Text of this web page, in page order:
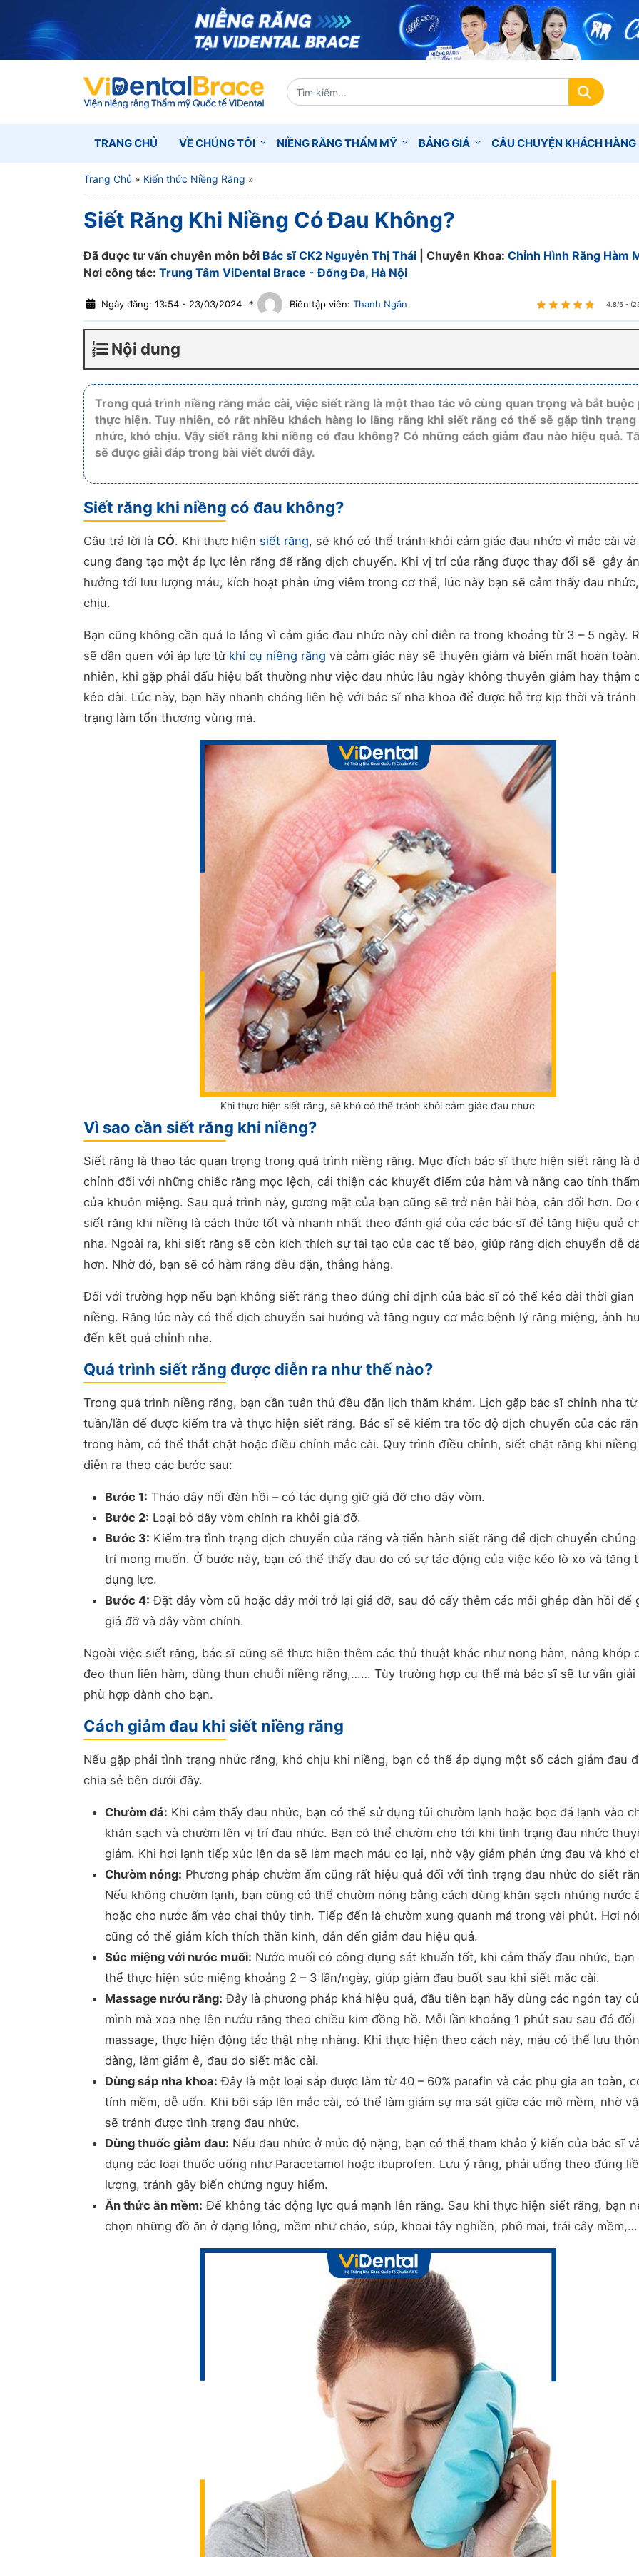
TRANG CHỦ VỀ CHÚNG TÔI NIỀNG RĂNG THẨM MỸ BẢNG GIÁ CÂU CHUYỆN KHÁCH HÀNG
Trang Chủ » Kiến thức Niềng Răng »
Siết Răng Khi Niềng Có Đau Không?
Đã được tư vấn chuyên môn bởi Bác sĩ CK2 Nguyễn Thị Thái | Chuyên Khoa: Chỉnh Hình Răng Hàm
Nơi công tác: Trung Tâm ViDental Brace - Đống Đa, Hà Nội
Ngày đăng: 13:54 - 23/03/2024 * Biên tập viên: Thanh Ngân 4.8/5 -
Nội dung
Trong quá trình niềng răng mắc cài, việc siết răng là một thao tác vô cùng quan trọng và bắt buộc
thực hiện. Tuy nhiên, có rất nhiều khách hàng lo lắng rằng khi siết răng có thể sẽ gặp tình trạng
nhức, khó chịu. Vậy siết răng khi niềng có đau không? Có những cách giảm đau nào hiệu quả.
sẽ được giải đáp trong bài viết dưới đây.
Siết răng khi niềng có đau không?
Câu trả lời là CÓ. Khi thực hiện siết răng, sẽ khó có thể tránh khỏi cảm giác đau nhức vì mắc cài và
cung đang tạo một áp lực lên răng để răng dịch chuyển. Khi vị trí của răng được thay đổi sẽ gây
hưởng tới lưu lượng máu, kích hoạt phản ứng viêm trong cơ thể, lúc này bạn sẽ cảm thấy đau
chịu.
Bạn cũng không cần quá lo lắng vì cảm giác đau nhức này chỉ diễn ra trong khoảng từ 3 – 5 ngày.
sẽ dần quen với áp lực từ khí cụ niềng răng và cảm giác này sẽ thuyên giảm và biến mất hoàn
nhiên, khi gặp phải dấu hiệu bất thường như việc đau nhức lâu ngày không thuyên giảm hay thậm
kéo dài. Lúc này, bạn hãy nhanh chóng liên hệ với bác sĩ nha khoa để được hỗ trợ kịp thời và
trạng làm tổn thương vùng má.
Khi thực hiện siết răng, sẽ khó có thể tránh khỏi cảm giác đau nhức
Vì sao cần siết răng khi niềng?
Siết răng là thao tác quan trọng trong quá trình niềng răng. Mục đích bác sĩ thực hiện siết răng là
chỉnh đối với những chiếc răng mọc lệch, cải thiện các khuyết điểm của hàm và nâng cao tính
của khuôn miệng. Sau quá trình này, gương mặt của bạn cũng sẽ trở nên hài hòa, cân đối hơn. Do
siết răng khi niềng là cách thức tốt và nhanh nhất theo đánh giá của các bác sĩ để tăng hiệu quả
nha. Ngoài ra, khi siết răng sẽ còn kích thích sự tái tạo của các tế bào, giúp răng dịch chuyển dễ
hơn. Nhờ đó, bạn sẽ có hàm răng đều đặn, thẳng hàng.
Đối với trường hợp nếu bạn không siết răng theo đúng chỉ định của bác sĩ có thể kéo dài thời gian
niềng. Răng lúc này có thể dịch chuyển sai hướng và tăng nguy cơ mắc bệnh lý răng miệng, ảnh
đến kết quả chỉnh nha.
Quá trình siết răng được diễn ra như thế nào?
Trong quá trình niềng răng, bạn cần tuân thủ đều đặn lịch thăm khám. Lịch gặp bác sĩ chỉnh nha
tuần/lần để được kiểm tra và thực hiện siết răng. Bác sĩ sẽ kiểm tra tốc độ dịch chuyển của các
trong hàm, có thể thắt chặt hoặc điều chỉnh mắc cài. Quy trình điều chỉnh, siết chặt răng khi
diễn ra theo các bước sau:
Bước 1: Tháo dây nối đàn hồi – có tác dụng giữ giá đỡ cho dây vòm.
Bước 2: Loại bỏ dây vòm chính ra khỏi giá đỡ.
Bước 3: Kiểm tra tình trạng dịch chuyển của răng và tiến hành siết răng để dịch chuyển
trí mong muốn. Ở bước này, bạn có thể thấy đau do có sự tác động của việc kéo lò xo và tăng
dụng lực.
Bước 4: Đặt dây vòm cũ hoặc dây mới trở lại giá đỡ, sau đó cấy thêm các mối ghép đàn hồi để
giá đỡ và dây vòm chính.
Ngoài việc siết răng, bác sĩ cũng sẽ thực hiện thêm các thủ thuật khác như nong hàm, nâng khớp
đeo thun liên hàm, dùng thun chuỗi niềng răng,…… Tùy trường hợp cụ thể mà bác sĩ sẽ tư vấn giải
phù hợp dành cho bạn.
Cách giảm đau khi siết niềng răng
Nếu gặp phải tình trạng nhức răng, khó chịu khi niềng, bạn có thể áp dụng một số cách giảm đau
chia sẻ bên dưới đây.
Chườm đá: Khi cảm thấy đau nhức, bạn có thể sử dụng túi chườm lạnh hoặc bọc đá lạnh vào
khăn sạch và chườm lên vị trí đau nhức. Bạn có thể chườm cho tới khi tình trạng đau nhức
giảm. Khi hơi lạnh tiếp xúc lên da sẽ làm mạch máu co lại, nhờ vậy giảm phản ứng đau và khó
Chườm nóng: Phương pháp chườm ấm cũng rất hiệu quả đối với tình trạng đau nhức do siết
Nếu không chườm lạnh, bạn cũng có thể chườm nóng bằng cách dùng khăn sạch nhúng nước
hoặc cho nước ấm vào chai thủy tinh. Tiếp đến là chườm xung quanh má trong vài phút. Hơi
cũng có thể giảm kích thích thần kinh, dẫn đến giảm đau hiệu quả.
Súc miệng với nước muối: Nước muối có công dụng sát khuẩn tốt, khi cảm thấy đau nhức, bạn
thể thực hiện súc miệng khoảng 2 – 3 lần/ngày, giúp giảm đau buốt sau khi siết mắc cài.
Massage nướu răng: Đây là phương pháp khá hiệu quả, đầu tiên bạn hãy dùng các ngón tay
mình mà xoa nhẹ lên nướu răng theo chiều kim đồng hồ. Mỗi lần khoảng 1 phút sau sau đó đổi
massage, thực hiện động tác thật nhẹ nhàng. Khi thực hiện theo cách này, máu có thể lưu
dàng, làm giảm ê, đau do siết mắc cài.
Dùng sáp nha khoa: Đây là một loại sáp được làm từ 40 – 60% parafin và các phụ gia an toàn,
tính mềm, dễ uốn. Khi bôi sáp lên mắc cài, có thể làm giám sự ma sát giữa các mô mềm, nhờ
sẽ tránh được tình trạng đau nhức.
Dùng thuốc giảm đau: Nếu đau nhức ở mức độ nặng, bạn có thể tham khảo ý kiến của bác sĩ
dụng các loại thuốc uống như Paracetamol hoặc ibuprofen. Lưu ý rằng, phải uống theo đúng
lượng, tránh gây biến chứng nguy hiểm.
Ăn thức ăn mềm: Để không tác động lực quá mạnh lên răng. Sau khi thực hiện siết răng, bạn
chọn những đồ ăn ở dạng lỏng, mềm như cháo, súp, khoai tây nghiền, phô mai, trái cây mềm,…